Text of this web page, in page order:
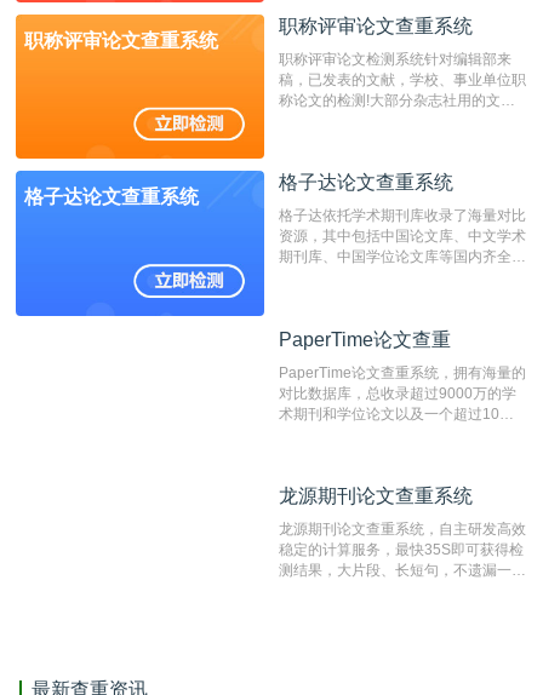
检测速度快、精度高，市场反映良好。
职称评审论文查重系统
职称评审论文查重系统
职称评审论文检测系统针对编辑部来
稿，已发表的文献，学校、事业单位职
称论文的检测!大部分杂志社用的文献
编辑部检测来稿和已发表的文献,检测
测时注意填写第一作者,才能排除已发
表文献复制比。（限制字符数1万）
格子达论文查重系统
格子达论文查重系统
格子达依托学术期刊库收录了海量对比
资源，其中包括中国论文库、中文学术
期刊库、中国学位论文库等国内齐全的
系统，可检测中文、英文两种语言的论
PaperTime论文查重
PaperTime论文查重系统，拥有海量的
对比数据库，总收录超过9000万的学
术期刊和学位论文以及一个超过10亿
对，利用指纹索引快速而精准地在云检
有相似的片段，该项技术检测速度快、
准确率高，市场反映良好。
龙源期刊论文查重系统
龙源期刊论文查重系统，自主研发高效
稳定的计算服务，最快35S即可获得检
测结果，大片段、长短句，不遗漏一处
最新查重资讯